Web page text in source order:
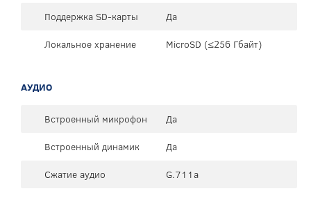
Поддержка SD-карты
Да
Локальное хранение
MicroSD (≤256 Гбайт)
АУДИО
Встроенный микрофон
Да
Встроенный динамик
Да
Сжатие аудио
G.711a